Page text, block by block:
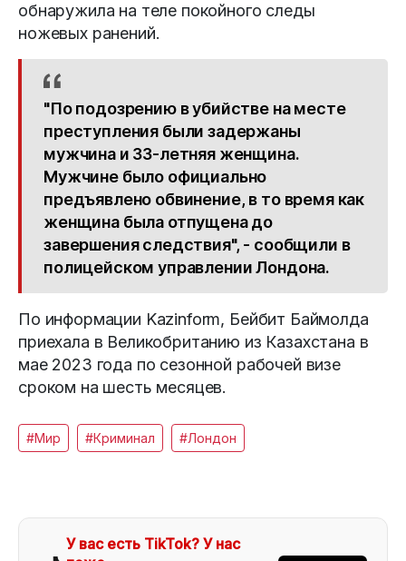
обнаружила на теле покойного следы
ножевых ранений.
"По подозрению в убийстве на месте
преступления были задержаны
мужчина и 33-летняя женщина.
Мужчине было официально
предъявлено обвинение, в то время как
женщина была отпущена до
завершения следствия", - сообщили в
полицейском управлении Лондона.
По информации Kazinform, Бейбит Баймолда
приехала в Великобританию из Казахстана в
мае 2023 года по сезонной рабочей визе
сроком на шесть месяцев.
#Мир #Криминал #Лондон
У вас есть TikTok? У нас